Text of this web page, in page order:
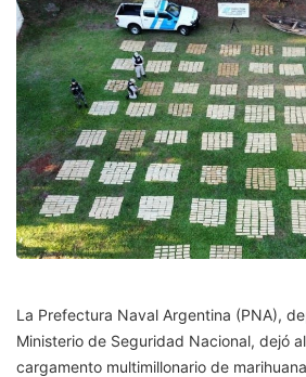
La Prefectura Naval Argentina (PNA),
Ministerio de Seguridad Nacional, dejó
cargamento multimillonario de